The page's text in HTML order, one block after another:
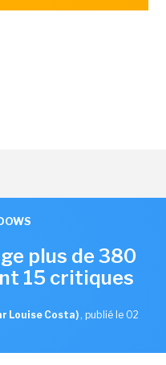
plus de 380
15 critiques
Louise Costa) , publié le 02